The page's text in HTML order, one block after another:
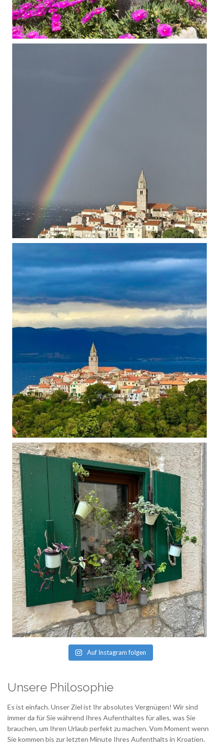
Auf Instagram folgen
Unsere Philosophie
Es ist einfach. Unser Ziel ist Ihr absolutes Vergnügen! Wir sind
immer da für Sie während Ihres Aufenthaltes für alles, was Sie
brauchen, um Ihren Urlaub perfekt zu machen. Vom Moment wenn
Sie kommen bis zur letzten Minute Ihres Aufenthalts in Kroatien.